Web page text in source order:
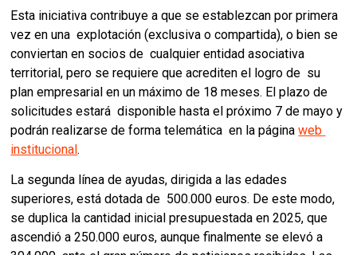
Esta iniciativa contribuye a que se establezcan por primera
vez en una  explotación (exclusiva o compartida), o bien se
conviertan en socios de  cualquier entidad asociativa
territorial, pero se requiere que acrediten el logro de  su
plan empresarial en un máximo de 18 meses. El plazo de
solicitudes estará  disponible hasta el próximo 7 de mayo y
podrán realizarse de forma telemática  en la página web
institucional.
La segunda línea de ayudas, dirigida a las edades
superiores, está dotada de  500.000 euros. De este modo,
se duplica la cantidad inicial presupuestada en 2025, que
ascendió a 250.000 euros, aunque finalmente se elevó a